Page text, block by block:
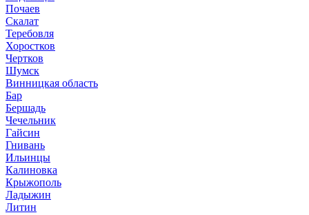
Почаев
Скалат
Теребовля
Хоростков
Чертков
Шумск
Винницкая область
Бар
Бершадь
Чечельник
Гайсин
Гнивань
Ильинцы
Калиновка
Крыжополь
Ладыжин
Литин